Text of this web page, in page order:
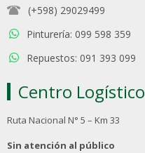
(+598) 29029499
Pinturería: 099 598 359
Repuestos: 091 393 099
Centro Logístico
Ruta Nacional N° 5 – Km 33
Sin atención al público